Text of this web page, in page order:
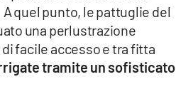
quel punto, le pattuglie del
una perlustrazione
facile accesso e tra fitta
tramite un sofisticato